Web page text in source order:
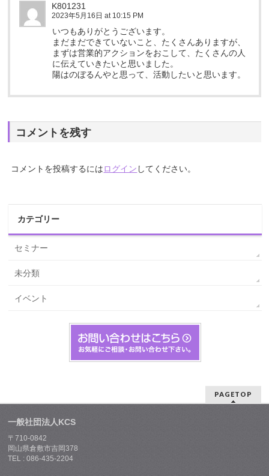
K801231
2023年5月16日 at 10:15 PM
いつもありがとうございます。
まだまだできていないこと、たくさんありますが、
まずは営業的アクションをおこして、たくさんの人
に伝えていきたいと思いました。
陽はのぼるんやと思って、活動したいと思います。
コメントを残す
コメントを投稿するにはログイン してください。
カテゴリー
セミナー
未分類
イベント
PAGETOP
一般社団法人KCS
〒710-0842
岡山県倉敷市吉岡378
TEL : 086-435-2204